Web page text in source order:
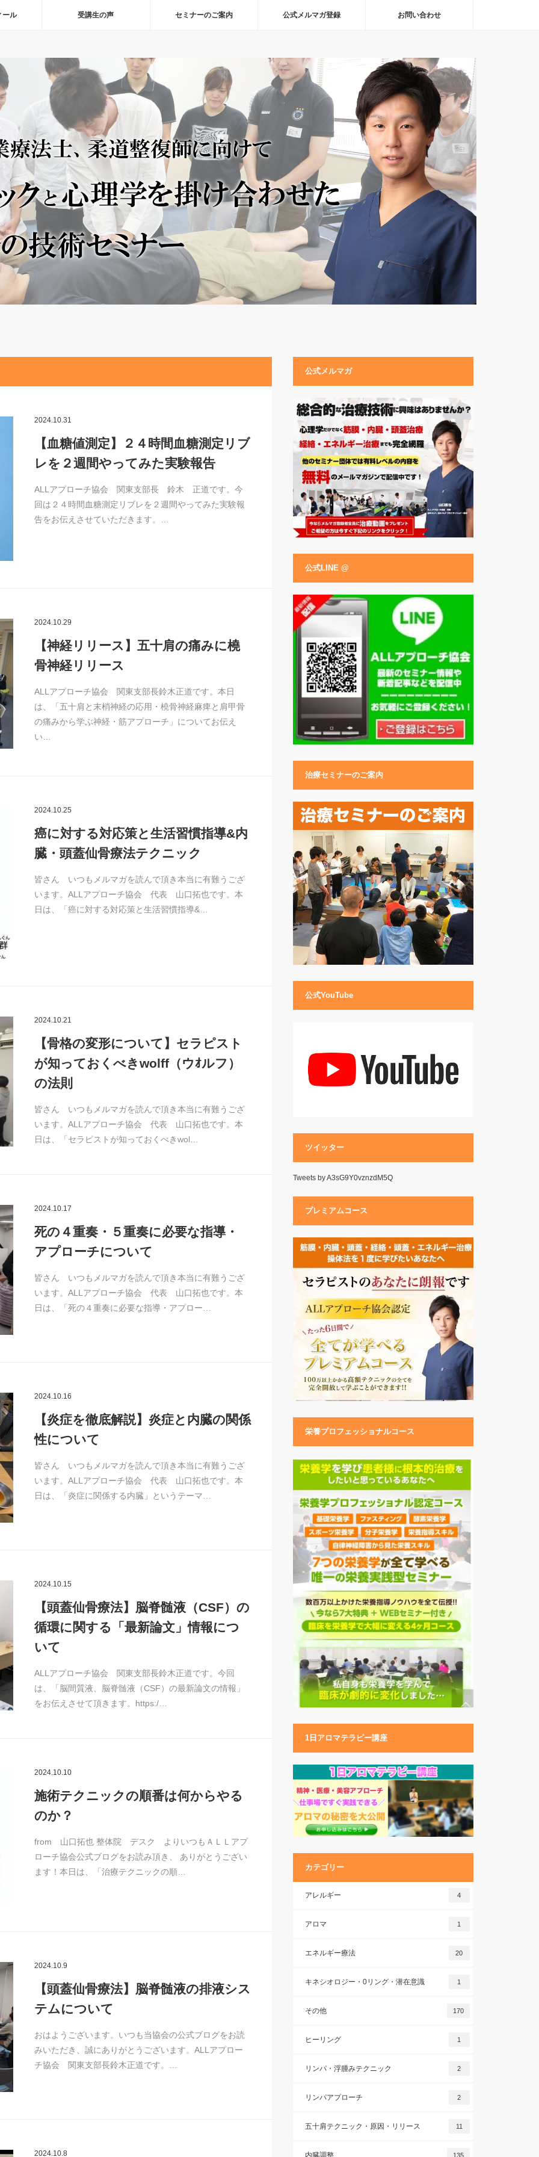
ール 受講生の声 セミナーのご案内 公式メルマガ登録 お問い合わせ
2024.10.31
【血糖値測定】２４時間血糖測定リブ
レを２週間やってみた実験報告
ALLアプローチ協会 関東支部長 鈴木 正道です。今
回は２４時間血糖測定リブレを２週間やってみた実験報
告をお伝えさせていただきます。…
2024.10.29
【神経リリース】五十肩の痛みに橈
骨神経リリース
ALLアプローチ協会 関東支部長鈴木正道です。本日
は、「五十肩と末梢神経の応用・橈骨神経麻痺と肩甲骨
の痛みから学ぶ神経・筋アプローチ」についてお伝え
い…
2024.10.25
癌に対する対応策と生活習慣指導&内
臓・頭蓋仙骨療法テクニック
皆さん いつもメルマガを読んで頂き本当に有難うござ
います。ALLアプローチ協会 代表 山口拓也です。本
日は、「癌に対する対応策と生活習慣指導&…
2024.10.21
【骨格の変形について】セラピスト
が知っておくべきwolff（ウｵルフ）
の法則
皆さん いつもメルマガを読んで頂き本当に有難うござ
います。ALLアプローチ協会 代表 山口拓也です。本
日は、「セラピストが知っておくべきwol…
2024.10.17
死の４重奏・５重奏に必要な指導・
アプローチについて
皆さん いつもメルマガを読んで頂き本当に有難うござ
います。ALLアプローチ協会 代表 山口拓也です。本
日は、「死の４重奏に必要な指導・アプロー…
2024.10.16
【炎症を徹底解説】炎症と内臓の関係
性について
皆さん いつもメルマガを読んで頂き本当に有難うござ
います。ALLアプローチ協会 代表 山口拓也です。本
日は、「炎症に関係する内臓」というテーマ…
2024.10.15
【頭蓋仙骨療法】脳脊髄液（CSF）の
循環に関する「最新論文」情報につ
いて
ALLアプローチ協会 関東支部長鈴木正道です。今回
は、「脳間質液、脳脊髄液（CSF）の最新論文の情報」
をお伝えさせて頂きます。https:/…
2024.10.10
施術テクニックの順番は何からやる
のか？
from 山口拓也 整体院 デスク よりいつもＡＬＬアプ
ローチ協会公式ブログをお読み頂き、 ありがとうござい
ます！本日は、「治療テクニックの順…
2024.10.9
【頭蓋仙骨療法】脳脊髄液の排液シス
テムについて
おはようございます。いつも当協会の公式ブログをお読
みいただき、誠にありがとうございます。ALLアプロー
チ協会 関東支部長鈴木正道です。…
2024.10.8
公式メルマガ
公式LINE @
治療セミナーのご案内
公式YouTube
ツイッター
Tweets by A3sG9Y0vznzdM5Q
プレミアムコース
栄養プロフェッショナルコース
1日アロマテラピー講座
カテゴリー
アレルギー 4
アロマ 1
エネルギー療法 20
キネシオロジー・0リング・潜在意識 1
その他 170
ヒーリング 1
リンパ・浮腫みテクニック 2
リンパアプローチ 2
五十肩テクニック・原因・リリース 11
135